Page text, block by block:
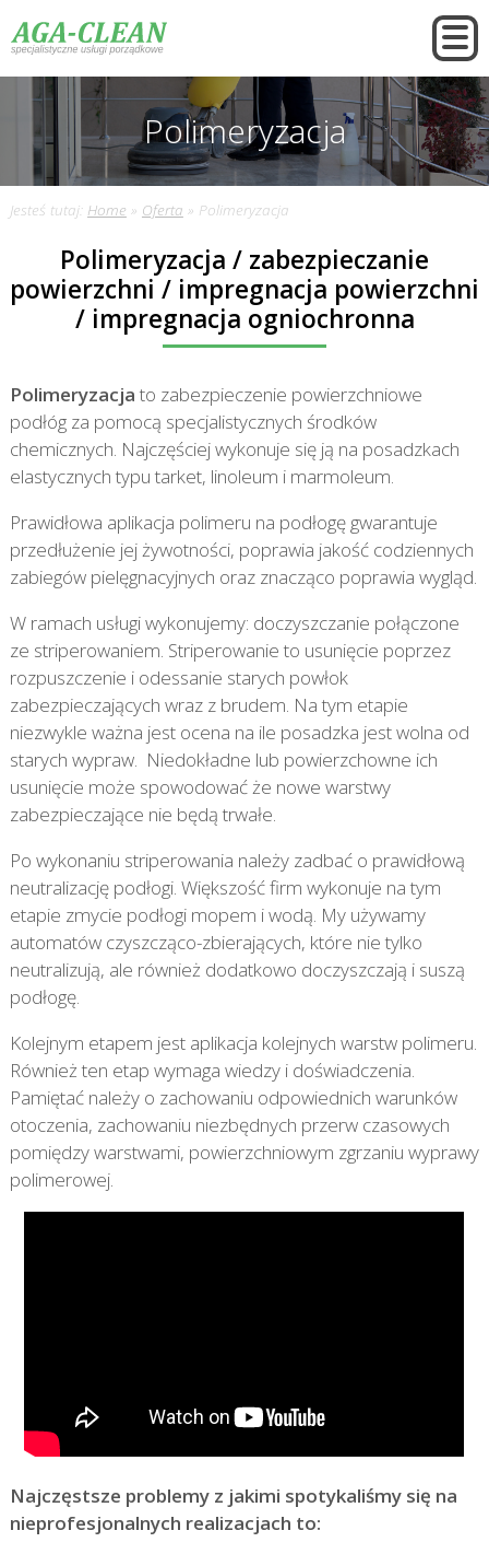
Polimeryzacja
Jesteś tutaj: Home » Oferta » Polimeryzacja
Polimeryzacja / zabezpieczanie
powierzchni / impregnacja powierzchni
/ impregnacja ogniochronna
Polimeryzacjato zabezpieczenie powierzchniowe
podłóg za pomocą specjalistycznych środków
chemicznych. Najczęściej wykonuje się ją na posadzkach
elastycznych typu tarket, linoleum i marmoleum.
Prawidłowa aplikacja polimeru na podłogę gwarantuje
przedłużenie jej żywotności, poprawia jakość codziennych
zabiegów pielęgnacyjnych oraz znacząco poprawia wygląd.
W ramach usługi wykonujemy: doczyszczanie połączone
ze striperowaniem. Striperowanie to usunięcie poprzez
rozpuszczenie i odessanie starych powłok
zabezpieczających wraz z brudem. Na tym etapie
niezwykle ważna jest ocena na ile posadzka jest wolna od
starych wypraw. Niedokładne lub powierzchowne ich
usunięcie może spowodować że nowe warstwy
zabezpieczające nie będą trwałe.
Po wykonaniu striperowania należy zadbać o prawidłową
neutralizację podłogi. Większość firm wykonuje na tym
etapie zmycie podłogi mopem i wodą. My używamy
automatów czyszcząco-zbierających, które nie tylko
neutralizują, ale również dodatkowo doczyszczają i suszą
podłogę.
Kolejnym etapem jest aplikacja kolejnych warstw polimeru.
Również ten etap wymaga wiedzy i doświadczenia.
Pamiętać należy o zachowaniu odpowiednich warunków
otoczenia, zachowaniu niezbędnych przerw czasowych
pomiędzy warstwami, powierzchniowym zgrzaniu wyprawy
polimerowej.
Najczęstsze problemy z jakimi spotykaliśmy się na
nieprofesjonalnych realizacjach to: